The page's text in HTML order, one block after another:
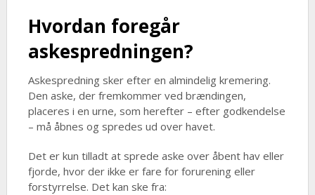
Hvordan foregår
askespredningen?
Askespredning sker efter en almindelig kremering.
Den aske, der fremkommer ved brændingen,
placeres i en urne, som herefter – efter godkendelse
– må åbnes og spredes ud over havet.
Det er kun tilladt at sprede aske over åbent hav eller
fjorde, hvor der ikke er fare for forurening eller
forstyrrelse. Det kan ske fra: